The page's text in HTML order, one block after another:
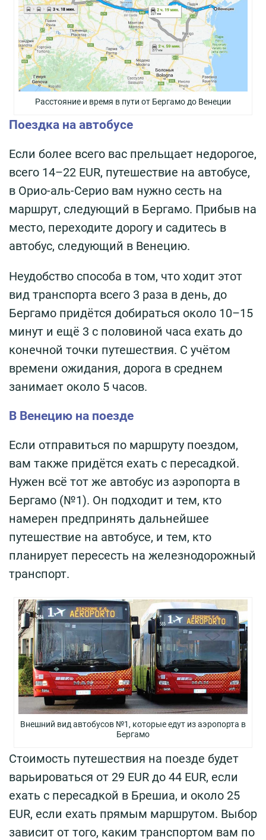
Расстояние и время в пути от Бергамо до Венеции
Поездка на автобусе
Если более всего вас прельщает недорогое,
всего 14–22 EUR, путешествие на автобусе,
в Орио-аль-Серио вам нужно сесть на
маршрут, следующий в Бергамо. Прибыв на
место, переходите дорогу и садитесь в
автобус, следующий в Венецию.
Неудобство способа в том, что ходит этот
вид транспорта всего 3 раза в день, до
Бергамо придётся добираться около 10–15
минут и ещё 3 с половиной часа ехать до
конечной точки путешествия. С учётом
времени ожидания, дорога в среднем
занимает около 5 часов.
В Венецию на поезде
Если отправиться по маршруту поездом,
вам также придётся ехать с пересадкой.
Нужен всё тот же автобус из аэропорта в
Бергамо (№1). Он подходит и тем, кто
намерен предпринять дальнейшее
путешествие на автобусе, и тем, кто
планирует пересесть на железнодорожный
транспорт.
Внешний вид автобусов №1, которые едут из аэропорта в
Бергамо
Стоимость путешествия на поезде будет
варьироваться от 29 EUR до 44 EUR, если
ехать с пересадкой в Брешиа, и около 25
EUR, если ехать прямым маршрутом. Выбор
зависит от того, каким транспортом вам по